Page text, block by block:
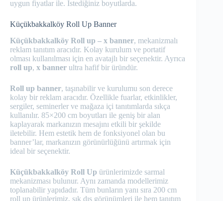
uygun fiyatlar ile. İstediğiniz boyutlarda.
Küçükbakkalköy Roll Up Banner
Küçükbakkalköy Roll up – x banner, mekanizmalı
reklam tanıtım aracıdır. Kolay kurulum ve portatif
olması kullanılması için en avatajlı bir seçenektir. Ayrıca
roll up, x banner ultra hafif bir üründür.
Roll up banner, taşınabilir ve kurulumu son derece
kolay bir reklam aracıdır. Özellikle fuarlar, etkinlikler,
sergiler, seminerler ve mağaza içi tanıtımlarda sıkça
kullanılır. 85×200 cm boyutları ile geniş bir alan
kaplayarak markanızın mesajını etkili bir şekilde
iletebilir. Hem estetik hem de fonksiyonel olan bu
banner’lar, markanızın görünürlüğünü artırmak için
ideal bir seçenektir.
Küçükbakkalköy Roll Up ürünlerimizde sarmal
mekanizması bulunur. Aynı zamanda modellerimiz
toplanabilir yapıdadır. Tüm bunların yanı sıra 200 cm
roll up ürünlerimiz, şık dış görünümleri ile hem tanıtım